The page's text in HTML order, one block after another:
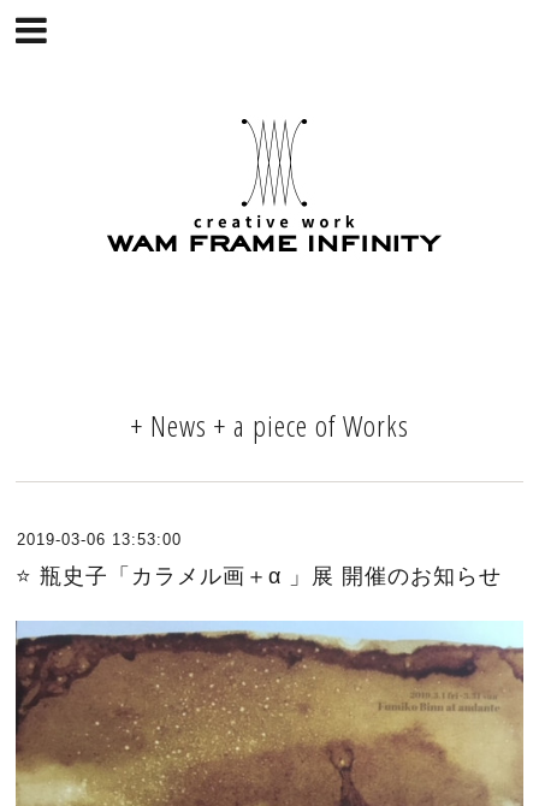
+ News + a piece of Works
2019-03-06 13:53:00
⭐️ 瓶史子「カラメル画＋α 」展 開催のお知らせ